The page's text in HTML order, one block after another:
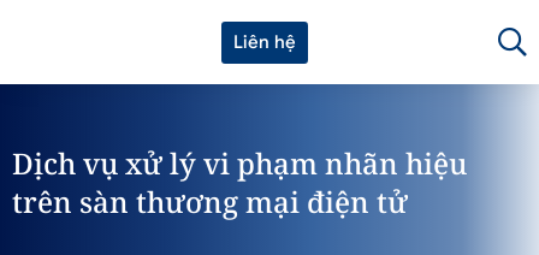
Liên hệ
Dịch vụ xử lý vi phạm nhãn hiệu
trên sàn thương mại điện tử